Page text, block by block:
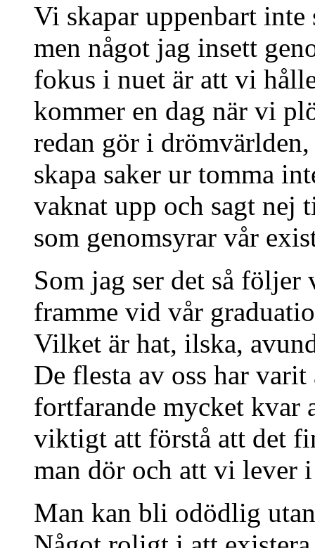
Vi skapar uppenbart
men något jag insett
fokus i nuet är att vi
kommer en dag när vi
redan gör i
skapa saker ur tomma
vaknat upp och sagt
som genomsyrar vår
Som jag ser det så
framme vid vår
Vilket är hat, ilska,
De flesta av oss har
fortfarande mycket kvar
viktigt att förstå att det
man dör och att vi lever
Man kan bli odödlig